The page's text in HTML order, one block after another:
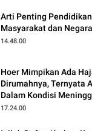
Arti Penting Pendidikan Bagi Individu,
Masyarakat dan Negara
14.48.00
Hoer Mimpikan Ada
Dirumahnya, Ternyata
Dalam Kondisi
17.24.00